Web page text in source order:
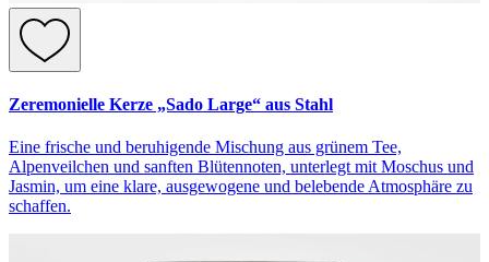
Zeremonielle Kerze „Sado Large“ aus Stahl
Eine frische und beruhigende Mischung aus grünem Tee,
Alpenveilchen und sanften Blütennoten, unterlegt mit Moschus und
Jasmin, um eine klare, ausgewogene und belebende Atmosphäre zu
schaffen.